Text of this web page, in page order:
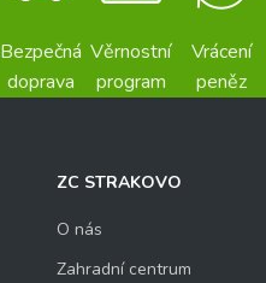
Bezpečná
doprava
Věrnostní
program
Vrácení
peněz
ZC STRAKOVO
O nás
Zahradní centrum